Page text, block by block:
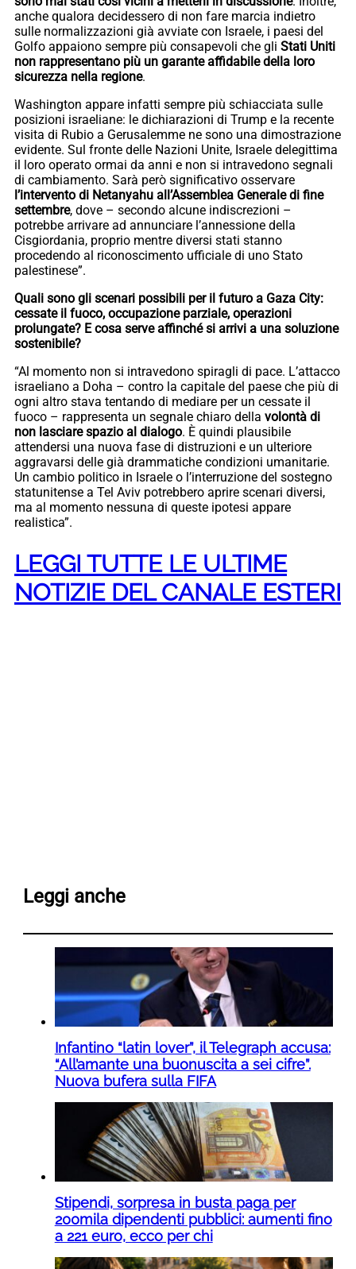
anche qualora decidessero di non fare marcia indietro
sulle normalizzazioni già avviate con Israele, i paesi del
Golfo appaiono sempre più consapevoli che gli Stati Uniti
non rappresentano più un garante affidabile della loro
sicurezza nella regione.
Washington appare infatti sempre più schiacciata sulle
posizioni israeliane: le dichiarazioni di Trump e la recente
visita di Rubio a Gerusalemme ne sono una dimostrazione
evidente. Sul fronte delle Nazioni Unite, Israele delegittima
il loro operato ormai da anni e non si intravedono segnali
di cambiamento. Sarà però significativo osservare
l’intervento di Netanyahu all’Assemblea Generale di fine
settembre, dove – secondo alcune indiscrezioni –
potrebbe arrivare ad annunciare l’annessione della
Cisgiordania, proprio mentre diversi stati stanno
procedendo al riconoscimento ufficiale di uno Stato
palestinese”.
Quali sono gli scenari possibili per il futuro a Gaza City:
cessate il fuoco, occupazione parziale, operazioni
prolungate? E cosa serve affinché si arrivi a una soluzione
sostenibile?
“Al momento non si intravedono spiragli di pace. L’attacco
israeliano a Doha – contro la capitale del paese che più di
ogni altro stava tentando di mediare per un cessate il
fuoco – rappresenta un segnale chiaro della volontà di
non lasciare spazio al dialogo. È quindi plausibile
attendersi una nuova fase di distruzioni e un ulteriore
aggravarsi delle già drammatiche condizioni umanitarie.
Un cambio politico in Israele o l’interruzione del sostegno
statunitense a Tel Aviv potrebbero aprire scenari diversi,
ma al momento nessuna di queste ipotesi appare
realistica”.
LEGGI TUTTE LE ULTIME
NOTIZIE DEL CANALE ESTERI
Leggi anche
Infantino “latin lover”, il Telegraph accusa:
“All’amante una buonuscita a sei cifre”.
Nuova bufera sulla FIFA
Stipendi, sorpresa in busta paga per
200mila dipendenti pubblici: aumenti fino
a 221 euro, ecco per chi